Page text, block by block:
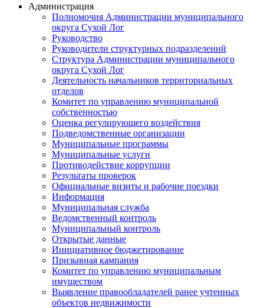
Администрация
Полномочия Администрации муниципального
округа Сухой Лог
Руководство
Руководители структурных подразделений
Структура Администрации муниципального
округа Сухой Лог
Деятельность начальников территориальных
отделов
Комитет по управлению муниципальной
собственностью
Оценка регулирующего воздействия
Подведомственные организации
Муниципальные программы
Муниципальные услуги
Противодействие коррупции
Результаты проверок
Официальные визиты и рабочие поездки
Информация
Муниципальная служба
Ведомственный контроль
Муниципальный контроль
Открытые данные
Инициативное бюджетирование
Призывная кампания
Комитет по управлению муниципальным
имуществом
Выявление правообладателей ранее учтенных
объектов недвижимости